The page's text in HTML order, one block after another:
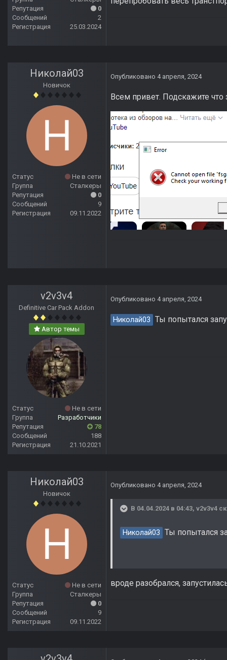
Репутация
0
Сообщений
2
Регистрация
25.03.2024
Николай03
Новичок
Статус
Не в сети
Группа
Сталкеры
Репутация
0
Сообщений
9
Регистрация
09.11.2022
Опубликовано 4 апреля, 2024
Всем привет. Подскажите что
v2v3v4
Definitive Car Pack Addon
Автор темы
Статус
Не в сети
Группа
Разработчики
Репутация
78
Сообщений
188
Регистрация
21.10.2021
Опубликовано 4 апреля, 2024
Николай03 Ты попытался
Николай03
Новичок
Статус
Не в сети
Группа
Сталкеры
Репутация
0
Сообщений
9
Регистрация
09.11.2022
Опубликовано 4 апреля, 2024
В 04.04.2024 в 04:43, v2v3v4
Николай03 Ты попытался
вроде разобрался,